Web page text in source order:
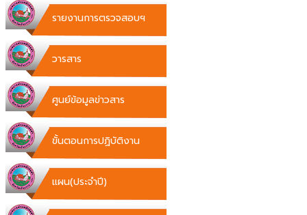
รายงานการตรวจสอบฯ
วารสาร
ศูนย์ข้อมูลข่าวสาร
ขั้นตอนการปฏิบัติงาน
แผน(ประจำปี)